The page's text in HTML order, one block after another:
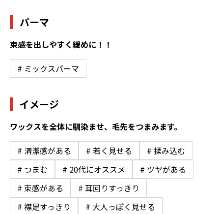
パーマ
束感を出しやすく緩めに！！
# ミックスパーマ
イメージ
ワックスを全体に馴染ませ、毛先をつまみます。
# 清潔感がある # 若く見せる
# 揉み込む
# つまむ
# 20代にオススメ
# ツヤがある
# 束感がある
# 耳回りすっきり
# 襟足すっきり
# 大人っぽく見せる